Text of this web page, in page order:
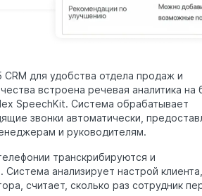
CRM для удобства отдела продаж и
встроена речевая аналитика на
SpeechKit. Система обрабатывает
звонки автоматически,
и руководителям.
транскрибируются и
анализирует настрой клиента,
считает, сколько раз сотрудник